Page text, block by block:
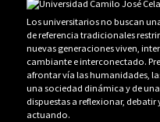
Los universitarios no buscan
de referencia tradicionales
nuevas generaciones viven,
cambiante e interconectado.
afrontar vía las humanidades,
una sociedad dinámica y de
dispuestas a reflexionar,
actuando.